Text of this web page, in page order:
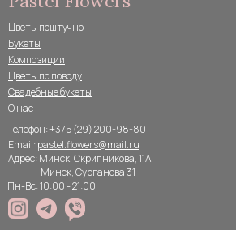
Телефон:+375 (29) 200-98-80
Email: pastel.flowers@mail.ru
Цветы поштучно
Адрес: Минск, Скрипникова, 11А
Минск, Сурганова 31
Букеты
Композиции
Цветы по поводу
Пн-Вс: 10:00 - 21:00
Свадебные букеты
О нас